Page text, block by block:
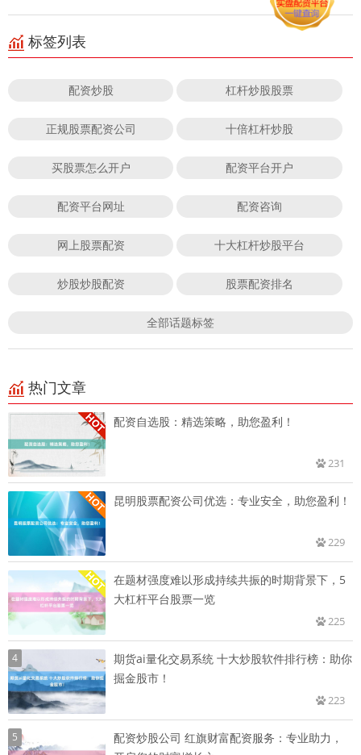
标签列表
配资炒股 杠杆炒股股票
正规股票配资公司 十倍杠杆炒股
买股票怎么开户 配资平台开户
配资平台网址 配资咨询
网上股票配资 十大杠杆炒股平台
炒股炒股配资 股票配资排名
全部话题标签
热门文章
配资自选股：精选策略，助您盈利！
231
昆明股票配资公司优选：专业安全，助您盈利！
229
在题材强度难以形成持续共振的时期背景下，5
大杠杆平台股票一览
225
4
期货ai量化交易系统 十大炒股软件排行榜：助你
掘金股市！
223
5
配资炒股公司 红旗财富配资服务：专业助力，